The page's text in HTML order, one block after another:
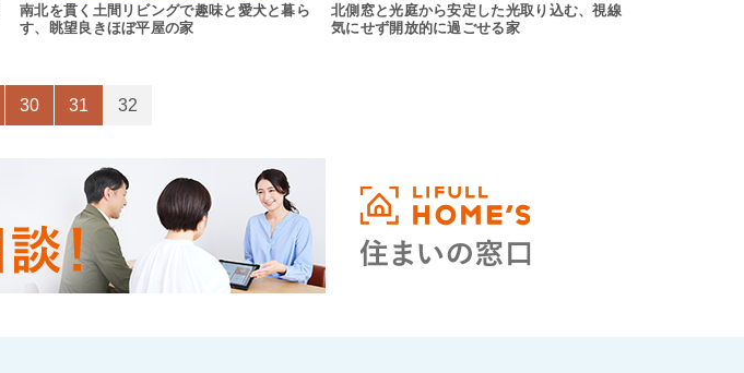
南北を貫く土間リビングで趣味と愛犬と暮ら
す、眺望良きほぼ平屋の家
北側窓と光庭から安定した光取り込む、視線
気にせず開放的に過ごせる家
30 31 32